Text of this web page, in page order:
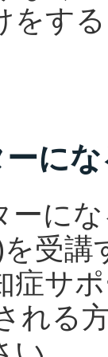
をす
に
に
受
症サ
れる